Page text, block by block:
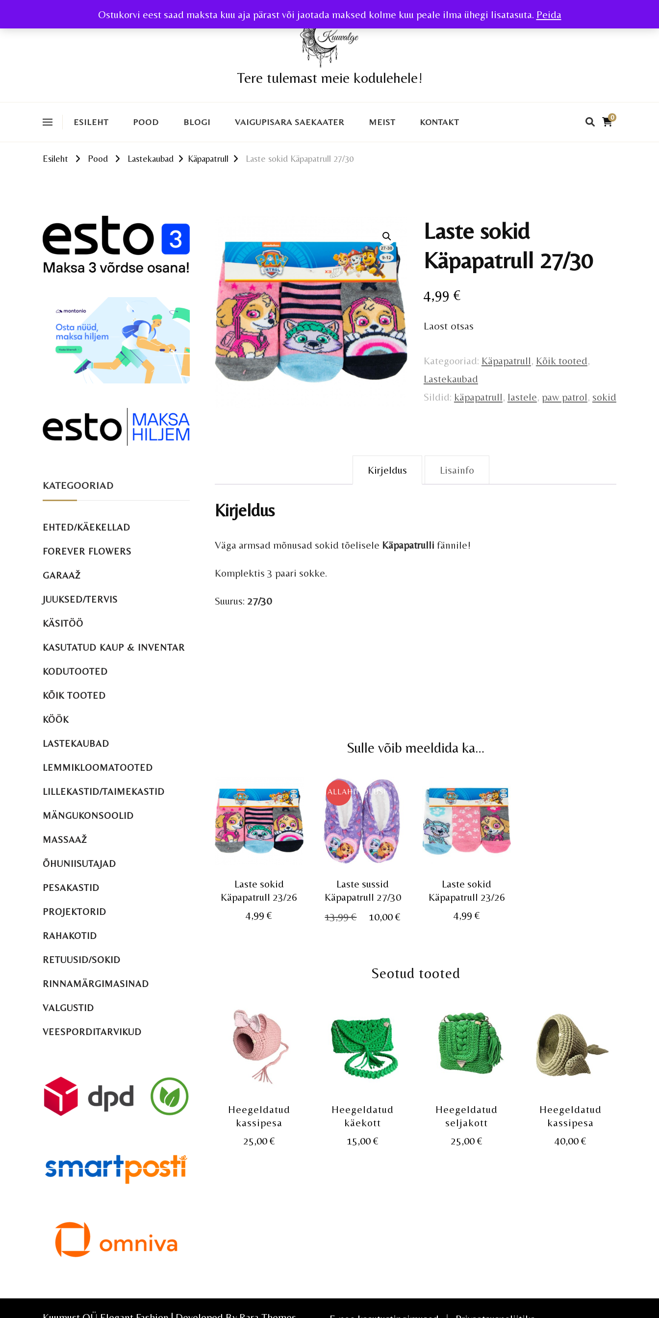
Ostukorvi eest saad maksta kuu aja pärast või jaotada maksed kolme kuu peale ilma ühegi lisatasuta. Peida
Tere tulemast meie kodulehele!
ESILEHT POOD BLOGI VAIGUPISARA SAEKAATER MEIST KONTAKT
0
Esileht Pood Lastekaubad Käpapatrull Laste sokid Käpapatrull 27/30
Laste sokid
Käpapatrull 27/30
4,99 €
Laost otsas
Kategooriad: Käpapatrull, Kõik tooted,
Lastekaubad
Sildid: käpapatrull, lastele, paw patrol, sokid
Kirjeldus Lisainfo
Kirjeldus
Väga armsad mõnusad sokid tõelisele Käpapatrulli fännile!
Komplektis 3 paari sokke.
Suurus: 27/30
Sulle võib meeldida ka…
Laste sokid
Käpapatrull 23/26
4,99€
ALLAHINDLUS!
Laste sussid
Käpapatrull 27/30
13,99€
Algne
10,00€
Laste sokid
Käpapatrull 23/26
4,99 €
Seotud tooted
Heegeldatud
kassipesa
25,00 €
Heegeldatud
käekott
15,00€
Heegeldatud
seljakott
25,00€
Heegeldatud
kassipesa
40,00 €
KATEGOORIAD
EHTED/KÄEKELLAD
FOREVER FLOWERS
GARAAŽ
JUUKSED/TERVIS
KÄSITÖÖ
KASUTATUD KAUP & INVENTAR
KODUTOOTED
KÕIK TOOTED
KÖÖK
LASTEKAUBAD
LEMMIKLOOMATOOTED
LILLEKASTID/TAIMEKASTID
MÄNGUKONSOOLID
MASSAAŽ
ÕHUNIISUTAJAD
PESAKASTID
PROJEKTORID
RAHAKOTID
RETUUSID/SOKID
RINNAMÄRGIMASINAD
VALGUSTID
VEESPORDITARVIKUD